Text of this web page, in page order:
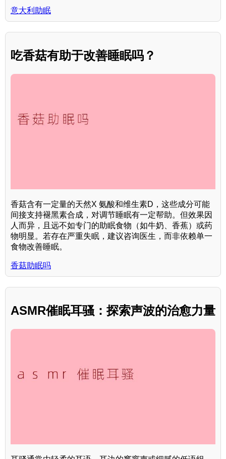
意大利助眠
吃香菇有助于改善睡眠吗？
香菇含有一定量的天然X 氨酸和维生素D，这些成分可能
间接支持褪黑素合成，对调节睡眠有一定帮助。但效果因
人而异，且远不如专门的助眠食物（如牛奶、香蕉）或药
物明显。若存在严重失眠，建议咨询医生，而非依赖单一
食物改善睡眠。
香菇助眠吗
ASMR催眠耳骚：探索声波的治愈力量